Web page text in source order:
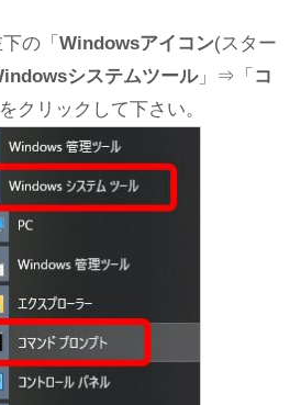
の「 Windowsアイコン(スター
システムツール」⇒「 コ
をクリックして下さい。